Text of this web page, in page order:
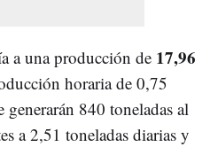
a una producción de 17,96
horaria de 0,75
generarán 840 toneladas al
a 2,51 toneladas diarias y